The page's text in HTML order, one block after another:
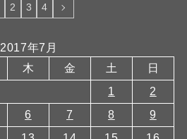
2 3 4
2017年7月
木 金 土
日
1
2
6 7 8
9